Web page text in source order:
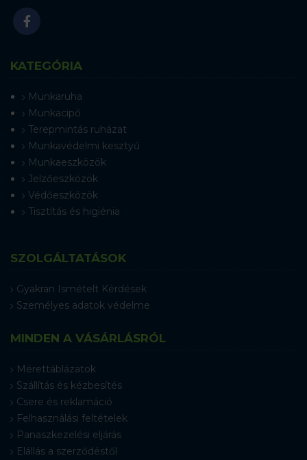
KATEGÓRIA
Munkaruha
Munkacipő
Terepmintás ruházat
Munkavédelmi kesztyű
Munkaeszközök
Jelzőeszközök
Védőeszközök
Tisztítás és higiénia
SZOLGÁLTATÁSOK
Gyakran Ismételt Kérdések
Személyes adatok védelme
MINDEN A VÁSÁRLÁSRÓL
Mérettáblázatok
Szállítás és kézbesítés
Csere és reklamáció
Felhasználási feltételek
Panaszkezelési eljárás
Elállás a szerződéstől